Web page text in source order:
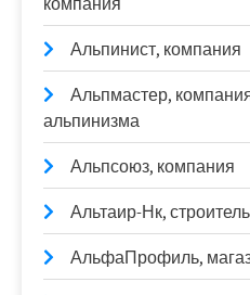
Альпинист, компания
Альпмастер,
альпинизма
Альпсоюз, компания
Альтаир-Нк,
АльфаПрофиль,